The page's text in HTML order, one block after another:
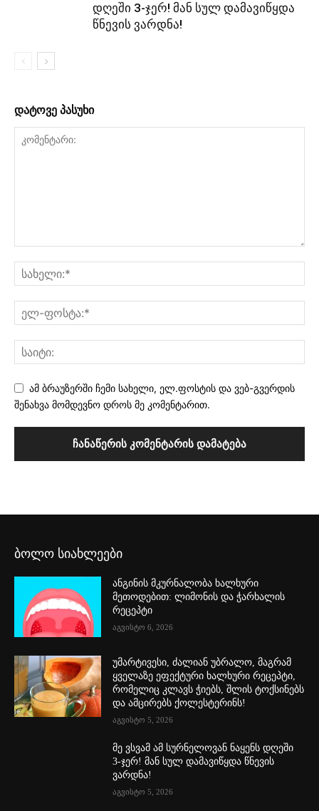
დღეში 3-ჯერ! მან სულ დამავიწყდა
წნევის ვარდნა!
დატოვე პასუხი
ამ ბრაუზერში ჩემი სახელი, ელ.ფოსტის და ვებ-გვერდის
შენახვა მომდევნო დროს მე კომენტარით.
ბოლო სიახლეები
ანგინის მკურნალობა ხალხური
მეთოდებით: ლიმონის და ჭარხალის
რეცეპტი
აგვისტო 6, 2026
უმარტივესი, ძალიან უბრალო, მაგრამ
ყველაზე ეფექტური ხალხური რეცეპტი,
რომელიც კლავს ჭიებს, შლის ტოქსინებს
და ამცირებს ქოლესტერინს!
აგვისტო 5, 2026
მე ვსვამ ამ სურნელოვან ნაყენს დღეში
3-ჯერ! მან სულ დამავიწყდა წნევის
ვარდნა!
აგვისტო 5, 2026